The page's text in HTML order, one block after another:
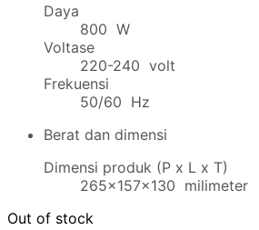
Daya
800 W
Voltase
220-240 volt
Frekuensi
50/60 Hz
Berat dan dimensi
Dimensi produk (P x L x T)
265x157x130 milimeter
Out of stock